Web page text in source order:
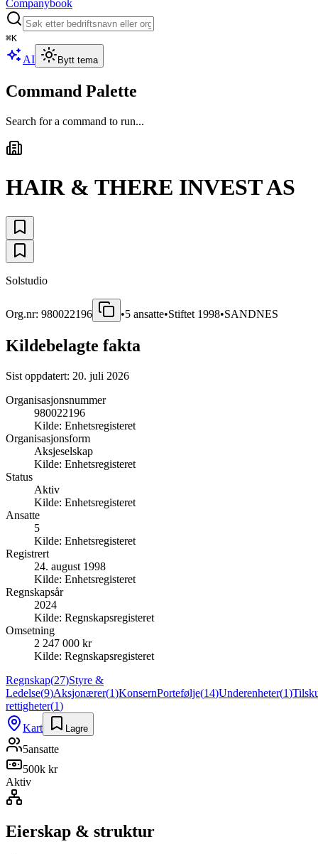
Companybook
⌘K
AI Bytt tema
Command Palette
Search for a command to run...
HAIR & THERE INVEST AS
Solstudio
Org.nr: 980022196 •5 ansatte•Stiftet 1998•SANDNES
Kildebelagte fakta
Sist oppdatert: 20. juli 2026
Organisasjonsnummer
980022196
Kilde: Enhetsregisteret
Organisasjonsform
Aksjeselskap
Kilde: Enhetsregisteret
Status
Aktiv
Kilde: Enhetsregisteret
Ansatte
5
Kilde: Enhetsregisteret
Registrert
24. august 1998
Kilde: Enhetsregisteret
Regnskapsår
2024
Kilde: Regnskapsregisteret
Omsetning
2 247 000 kr
Kilde: Regnskapsregisteret
Regnskap(27)Styre &
Ledelse(9)Aksjonærer(1)KonsernPortefølje(14)Underenheter(1)
rettigheter(1)
Kart
Lagre
5ansatte
500k kr
Aktiv
Eierskap & struktur